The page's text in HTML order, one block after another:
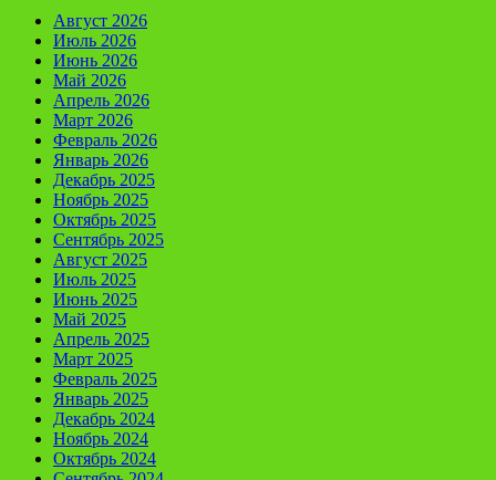
Август 2026
Июль 2026
Июнь 2026
Май 2026
Апрель 2026
Март 2026
Февраль 2026
Январь 2026
Декабрь 2025
Ноябрь 2025
Октябрь 2025
Сентябрь 2025
Август 2025
Июль 2025
Июнь 2025
Май 2025
Апрель 2025
Март 2025
Февраль 2025
Январь 2025
Декабрь 2024
Ноябрь 2024
Октябрь 2024